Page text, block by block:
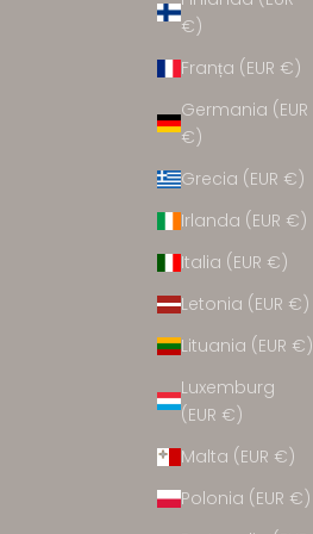
€)
Franța (EUR €)
Germania (EUR
€)
Grecia (EUR €)
Irlanda (EUR €)
Italia (EUR €)
Letonia (EUR €)
Lituania (EUR €)
Luxemburg
(EUR €)
Malta (EUR €)
Polonia (EUR €)